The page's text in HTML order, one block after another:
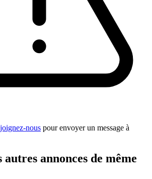
nous pour envoyer un message à
autres annonces de même